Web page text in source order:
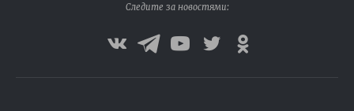
Следите за новостями: